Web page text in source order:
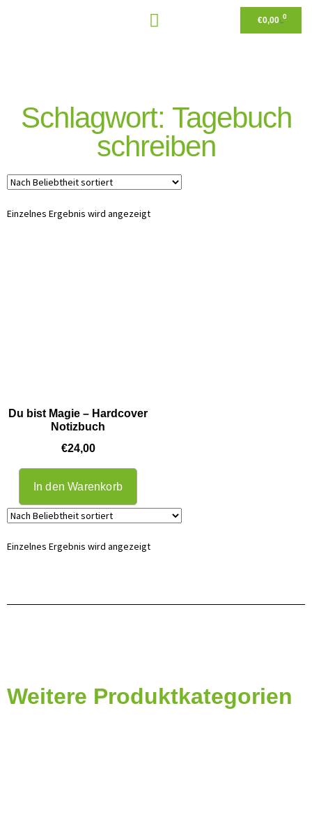
€0,00 0
Schlagwort: Tagebuch
schreiben
Einzelnes Ergebnis wird angezeigt
Du bist Magie – Hardcover
Notizbuch
€24,00
In den Warenkorb
Einzelnes Ergebnis wird angezeigt
Weitere Produktkategorien